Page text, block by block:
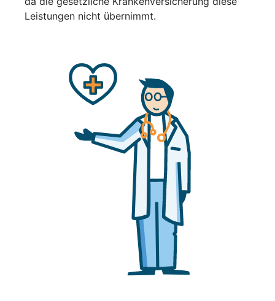
Leistungen nicht übernimmt.